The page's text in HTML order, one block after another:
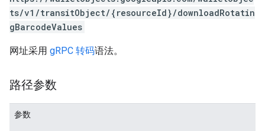
ts/v1/transitObject/{resourceId}/downloadRotatin
gBarcodeValues
网址采用 gRPC 转码语法。
路径参数
参数